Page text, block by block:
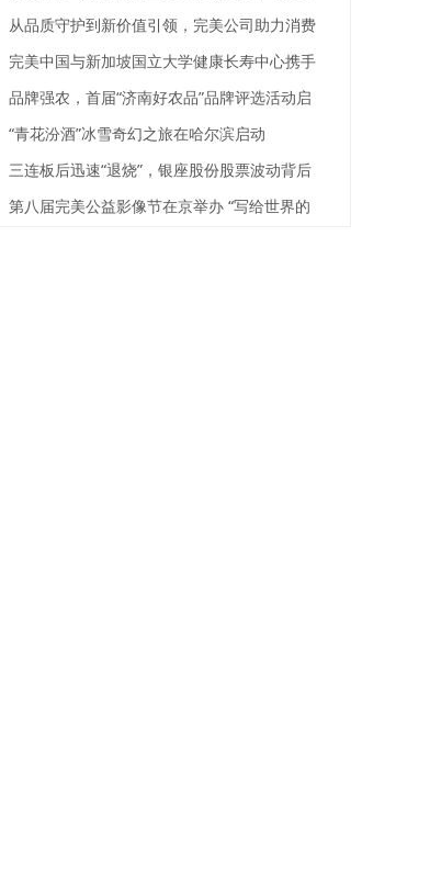
制定《中国人群抗衰老营养指南》
从品质守护到新价值引领，完美公司助力消费
信任升级
完美中国与新加坡国立大学健康长寿中心携手
制定《中国人群抗衰老营养指南》
品牌强农，首届“济南好农品”品牌评选活动启
动
“青花汾酒”冰雪奇幻之旅在哈尔滨启动
三连板后迅速“退烧”，银座股份股票波动背后
第八届完美公益影像节在京举办 “写给世界的